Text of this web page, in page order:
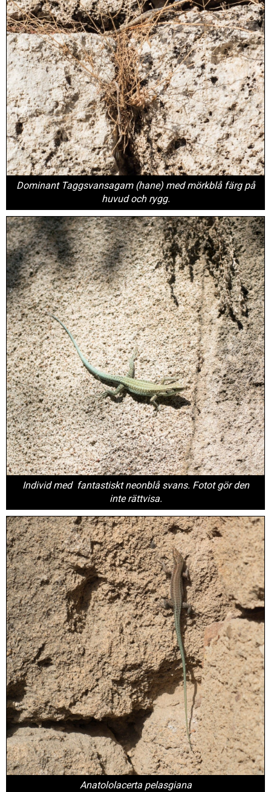
Dominant Taggsvansagam (hane) med mörkblå färg på
huvud och rygg.
Individ med fantastiskt neonblå svans. Fotot gör den
inte rättvisa.
Anatololacerta pelasgiana